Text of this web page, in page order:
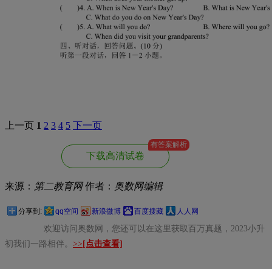
上一页 1 2 3 4 5 下一页
下载高清试卷
有答案解析
来源： 第二教育网作者： 奥数网编辑
分享到: qq空间 新浪微博 百度搜藏 人人网
欢迎访问奥数网，您还可以在这里获取百万真题，2023小升
初我们一路相伴。 >> [点击查看]